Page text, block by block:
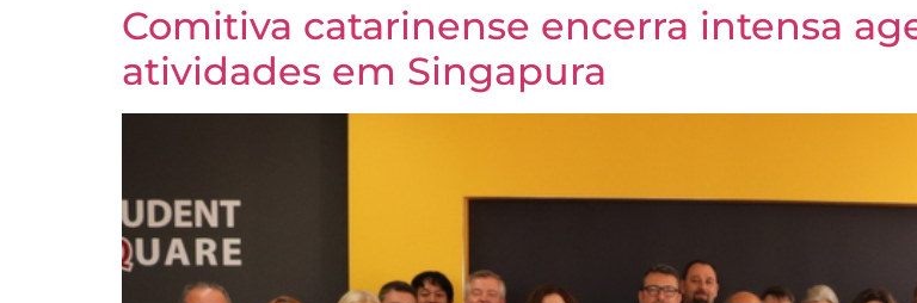
Comitiva catarinense encerra intensa
atividades em Singapura